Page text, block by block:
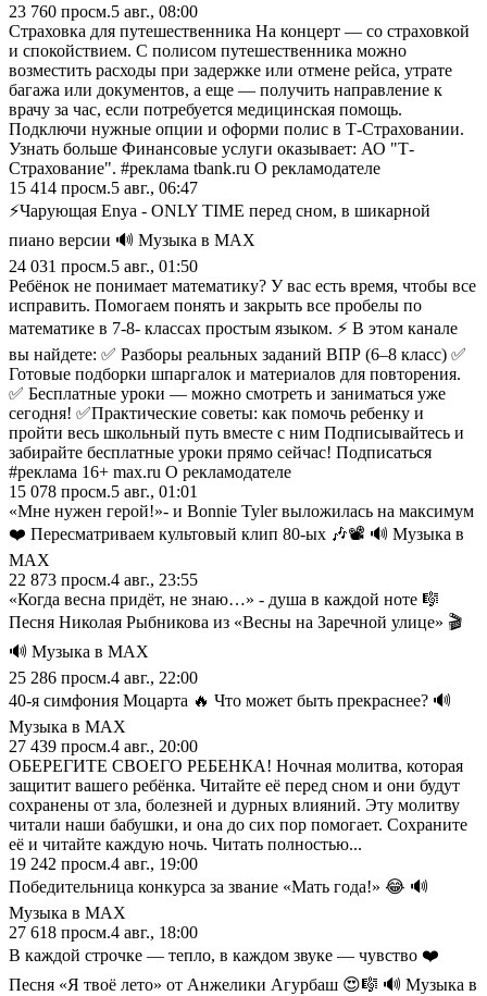
23 760 просм.5 авг., 08:00
Страховка для путешественника На концерт — со страховкой
и спокойствием. С полисом путешественника можно
возместить расходы при задержке или отмене рейса, утрате
багажа или документов, а еще — получить направление к
врачу за час, если потребуется медицинская помощь.
Подключи нужные опции и оформи полис в Т-Страховании.
Узнать больше Финансовые услуги оказывает: АО "Т-
Страхование". #реклама tbank.ru О рекламодателе
15 414 просм.5 авг., 06:47
⚡Чарующая Enya - ONLY TIME перед сном, в шикарной
пиано версии 🔊 Музыка в МАХ
24 031 просм.5 авг., 01:50
Ребёнок не понимает математику? У вас есть время, чтобы все
исправить. Помогаем понять и закрыть все пробелы по
математике в 7-8- классах простым языком. ⚡ В этом канале
вы найдете: ✅ Разборы реальных заданий ВПР (6–8 класс) ✅
Готовые подборки шпаргалок и материалов для повторения.
✅ Бесплатные уроки — можно смотреть и заниматься уже
сегодня! ✅Практические советы: как помочь ребенку и
пройти весь школьный путь вместе с ним Подписывайтесь и
забирайте бесплатные уроки прямо сейчас! Подписаться
#реклама 16+ max.ru О рекламодателе
15 078 просм.5 авг., 01:01
«Мне нужен герой!»- и Bonnie Tyler выложилась на максимум
❤️ Пересматриваем культовый клип 80-ых 🎶📽️ 🔊 Музыка в
МАХ
22 873 просм.4 авг., 23:55
«Когда весна придёт, не знаю…» - душа в каждой ноте 🎼
Песня Николая Рыбникова из «Весны на Заречной улице» 🎬
🔊 Музыка в МАХ
25 286 просм.4 авг., 22:00
40-я симфония Моцарта 🔥 Что может быть прекраснее? 🔊
Музыка в МАХ
27 439 просм.4 авг., 20:00
ОБЕРЕГИТЕ СВОЕГО РЕБЕНКА! Ночная молитва, которая
защитит вашего ребёнка. Читайте её перед сном и они будут
сохранены от зла, болезней и дурных влияний. Эту молитву
читали наши бабушки, и она до сих пор помогает. Сохраните
её и читайте каждую ночь. Читать полностью...
19 242 просм.4 авг., 19:00
Победительница конкурса за звание «Мать года!» 😂 🔊
Музыка в МАХ
27 618 просм.4 авг., 18:00
В каждой строчке — тепло, в каждом звуке — чувство ❤️
Песня «Я твоё лето» от Анжелики Агурбаш 😍🎼 🔊 Музыка в